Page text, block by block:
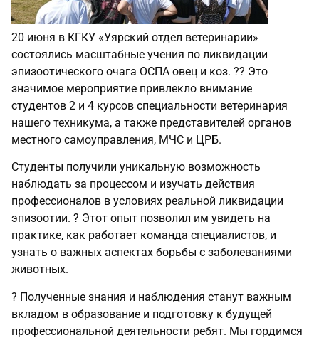
20 июня в КГКУ «Уярский отдел ветеринарии»
состоялись масштабные учения по ликвидации
эпизоотического очага ОСПА овец и коз. ?? Это
значимое мероприятие привлекло внимание
студентов 2 и 4 курсов специальности ветеринария
нашего техникума, а также представителей органов
местного самоуправления, МЧС и ЦРБ.
Студенты получили уникальную возможность
наблюдать за процессом и изучать действия
профессионалов в условиях реальной ликвидации
эпизоотии. ? Этот опыт позволил им увидеть на
практике, как работает команда специалистов, и
узнать о важных аспектах борьбы с заболеваниями
животных.
? Полученные знания и наблюдения станут важным
вкладом в образование и подготовку к будущей
профессиональной деятельности ребят. Мы гордимся